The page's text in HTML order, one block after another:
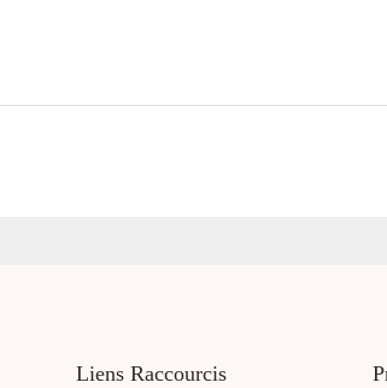
Liens Raccourcis